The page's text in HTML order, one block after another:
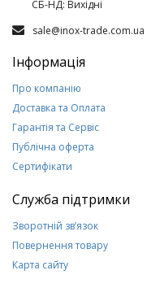
СБ-НД: Вихiднi
sale@inox-trade.com.ua
Інформація
Про компанію
Доставка та Оплата
Гарантія та Сервіс
Публічна оферта
Сертифікати
Служба підтримки
Зворотній зв’язок
Повернення товару
Карта сайту